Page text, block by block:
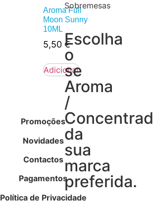
Sobremesas
Escolha
o
se
Aroma
/
da
sua
marca
preferida.
Aroma Full
Moon Sunny
10ML
5,50 €
Adicionar
Promoções
Novidades
Contactos
Pagamentos
Política de Privacidade